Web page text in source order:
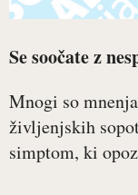
Se soočate z
Mnogi so
življenjskih
simptom, ki